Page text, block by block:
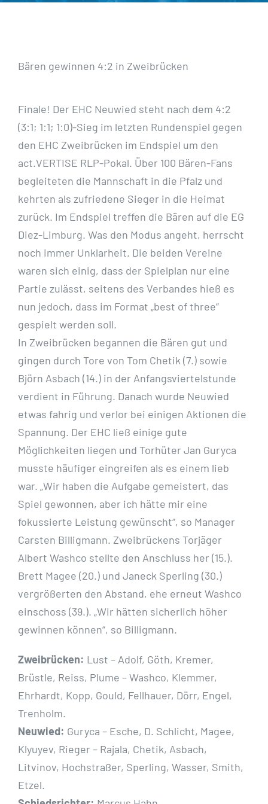
Bären gewinnen 4:2 in Zweibrücken
Finale! Der EHC Neuwied steht nach dem 4:2
(3:1; 1:1; 1:0)-Sieg im letzten Rundenspiel gegen
den EHC Zweibrücken im Endspiel um den
act.VERTISE RLP-Pokal. Über 100 Bären-Fans
begleiteten die Mannschaft in die Pfalz und
kehrten als zufriedene Sieger in die Heimat
zurück. Im Endspiel treffen die Bären auf die EG
Diez-Limburg. Was den Modus angeht, herrscht
noch immer Unklarheit. Die beiden Vereine
waren sich einig, dass der Spielplan nur eine
Partie zulässt, seitens des Verbandes hieß es
nun jedoch, dass im Format „best of three“
gespielt werden soll.
In Zweibrücken begannen die Bären gut und
gingen durch Tore von Tom Chetik (7.) sowie
Björn Asbach (14.) in der Anfangsviertelstunde
verdient in Führung. Danach wurde Neuwied
etwas fahrig und verlor bei einigen Aktionen die
Spannung. Der EHC ließ einige gute
Möglichkeiten liegen und Torhüter Jan Guryca
musste häufiger eingreifen als es einem lieb
war. „Wir haben die Aufgabe gemeistert, das
Spiel gewonnen, aber ich hätte mir eine
fokussierte Leistung gewünscht“, so Manager
Carsten Billigmann. Zweibrückens Torjäger
Albert Washco stellte den Anschluss her (15.).
Brett Magee (20.) und Janeck Sperling (30.)
vergrößerten den Abstand, ehe erneut Washco
einschoss (39.). „Wir hätten sicherlich höher
gewinnen können“, so Billigmann.
Zweibrücken: Lust – Adolf, Göth, Kremer,
Brüstle, Reiss, Plume – Washco, Klemmer,
Ehrhardt, Kopp, Gould, Fellhauer, Dörr, Engel,
Trenholm.
Neuwied: Guryca – Esche, D. Schlicht, Magee,
Klyuyev, Rieger – Rajala, Chetik, Asbach,
Litvinov, Hochstraßer, Sperling, Wasser, Smith,
Etzel.